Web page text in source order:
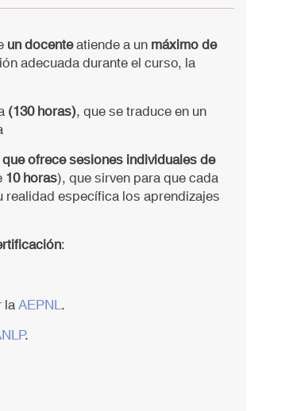
un docenteatiende a unmáximo de
adecuada durante el curso, la
(130 horas), que se traduce en un
ofrece sesiones individuales de
10 horas), que sirven para que cada
específica los aprendizajes
:
laAEPNL.
.